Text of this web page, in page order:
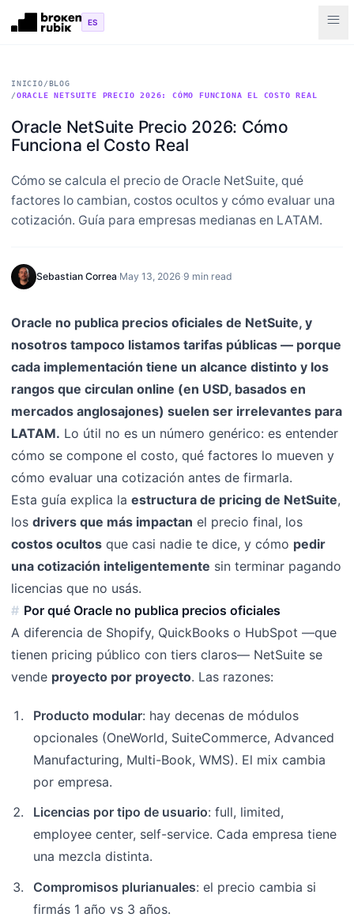
ES menu
INICIO/BLOG
/ORACLE NETSUITE PRECIO 2026: CÓMO FUNCIONA EL COSTO REAL
Oracle NetSuite Precio 2026: Cómo
Funciona el Costo Real
Cómo se calcula el precio de Oracle NetSuite, qué
factores lo cambian, costos ocultos y cómo evaluar una
cotización. Guía para empresas medianas en LATAM.
Sebastian Correa·May 13, 2026·9 min read
Oracle no publica precios oficiales de NetSuite, y
nosotros tampoco listamos tarifas públicas — porque
cada implementación tiene un alcance distinto y los
rangos que circulan online (en USD, basados en
mercados anglosajones) suelen ser irrelevantes para
LATAM. Lo útil no es un número genérico: es entender
cómo se compone el costo, qué factores lo mueven y
cómo evaluar una cotización antes de firmarla.
Esta guía explica la estructura de pricing de NetSuite,
los drivers que más impactan el precio final, los
costos ocultos que casi nadie te dice, y cómo pedir
una cotización inteligentemente sin terminar pagando
licencias que no usás.
Por qué Oracle no publica precios oficiales
A diferencia de Shopify, QuickBooks o HubSpot —que
tienen pricing público con tiers claros— NetSuite se
vende proyecto por proyecto. Las razones:
Producto modular: hay decenas de módulos
opcionales (OneWorld, SuiteCommerce, Advanced
Manufacturing, Multi-Book, WMS). El mix cambia
por empresa.
Licencias por tipo de usuario: full, limited,
employee center, self-service. Cada empresa tiene
una mezcla distinta.
Compromisos plurianuales: el precio cambia si
firmás 1 año vs 3 años.